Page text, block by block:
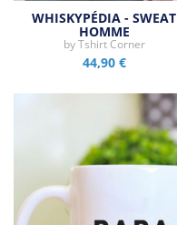
WHISKYPÉDIA - SWEAT
HOMME
byTshirt Corner
44,90 €